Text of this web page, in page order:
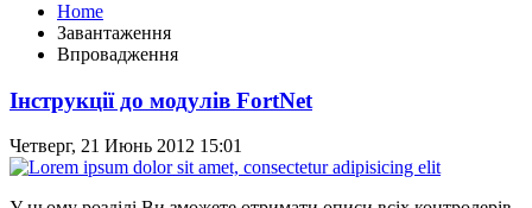
Home
Завантаження
Впровадження
Інструкції до модулів FortNet
Четверг, 21 Июнь 2012 15:01